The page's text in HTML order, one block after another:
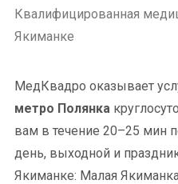
Квалифицированная
Якиманке
МедКвадро оказывает
метро Полянка
вам в течение 20–25 мин
день, выходной и
Якиманке: Малая